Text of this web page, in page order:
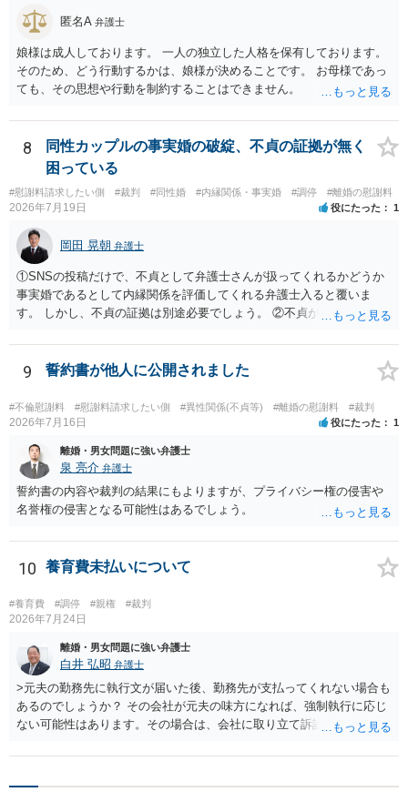
匿名A 弁護士
娘様は成人しております。 一人の独立した人格を保有しております。
そのため、どう行動するかは、娘様が決めることです。 お母様であっ
ても、その思想や行動を制約することはできません。
8
同性カップルの事実婚の破綻、不貞の証拠が無く
困っている
#慰謝料請求したい側 #裁判 #同性婚 #内縁関係・事実婚 #調停 #離婚の慰謝料
2026年7月19日 役にたった 1
岡田 晃朝 弁護士
①SNSの投稿だけで、不貞として弁護士さんが扱ってくれるかどうか
事実婚であるとして内縁関係を評価してくれる弁護士入ると覆いま
す。 しかし、不貞の証拠は別途必要でしょう。 ②不貞が認められない
消にあたるかどうか そこは協議の余地はあるかもしれませんが、離婚
の場合も相互に帰責性が無ければ（立証できなければ）、慰謝料など
9 誓約書が他人に公開されました
#不倫慰謝料 #慰謝料請求したい側 #異性関係(不貞等) #離婚の慰謝料 #裁判
2026年7月16日 役にたった 1
離婚・男女問題に強い弁護士
泉 亮介 弁護士
誓約書の内容や裁判の結果にもよりますが、プライバシー権の侵害や
名誉権の侵害となる可能性はあるでしょう。
10 養育費未払いについて
#養育費 #調停 #親権 #裁判
2026年7月24日
離婚・男女問題に強い弁護士
白井 弘昭 弁護士
>元夫の勤務先に執行文が届いた後、勤務先が支払ってくれない場合も
あるのでしょうか？ その会社が元夫の味方になれば、強制執行に応じ
ない可能性はあります。その場合は、会社に取り立て訴訟を行うこと
押さえ、元夫名義の車の差し押さえ競売などを検討します。 ＞何もで